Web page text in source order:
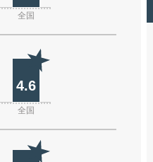
全国
4.6
全国